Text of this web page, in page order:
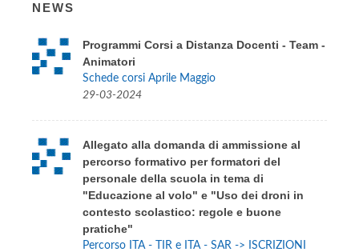
NEWS
Programmi Corsi a Distanza Docenti - Team -
Animatori
Schede corsi Aprile Maggio
29-03-2024
Allegato alla domanda di ammissione al
percorso formativo per formatori del
personale della scuola in tema di
"Educazione al volo" e "Uso dei droni in
contesto scolastico: regole e buone
pratiche"
Percorso ITA - TIR e ITA - SAR -> ISCRIZIONI